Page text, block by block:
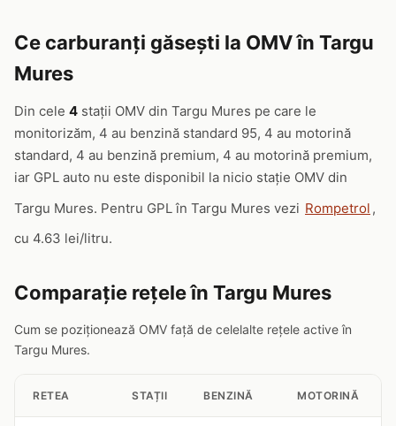
Ce carburanți găsești la OMV în Targu
Mures
Din cele 4 stații OMV din Targu Mures pe care le
monitorizăm, 4 au benzină standard 95, 4 au motorină
standard, 4 au benzină premium, 4 au motorină premium,
iar GPL auto nu este disponibil la nicio stație OMV din
Targu Mures. Pentru GPL în Targu Mures vezi Rompetrol ,
cu 4.63 lei/litru.
Comparație rețele în Targu Mures
Cum se poziționează OMV față de celelalte rețele active în
Targu Mures.
RETEA STAȚII BENZINĂ MOTORINĂ